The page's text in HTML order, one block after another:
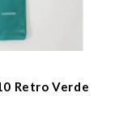
Retro Verde